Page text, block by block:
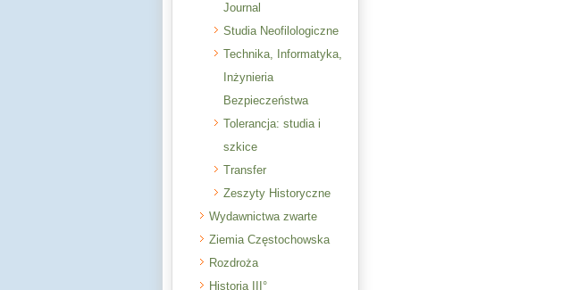
Journal
Studia Neofilologiczne
Technika, Informatyka,
Inżynieria
Bezpieczeństwa
Tolerancja: studia i
szkice
Transfer
Zeszyty Historyczne
Wydawnictwa zwarte
Ziemia Częstochowska
Rozdroża
Historia III°